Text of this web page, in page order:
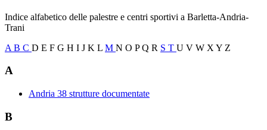
Indice alfabetico delle palestre e centri sportivi a Barletta-Andria-
Trani
A B C D E F G H I J K L M N O PQ R S T U V W X Y Z
A
Andria 38 strutture documentate
B